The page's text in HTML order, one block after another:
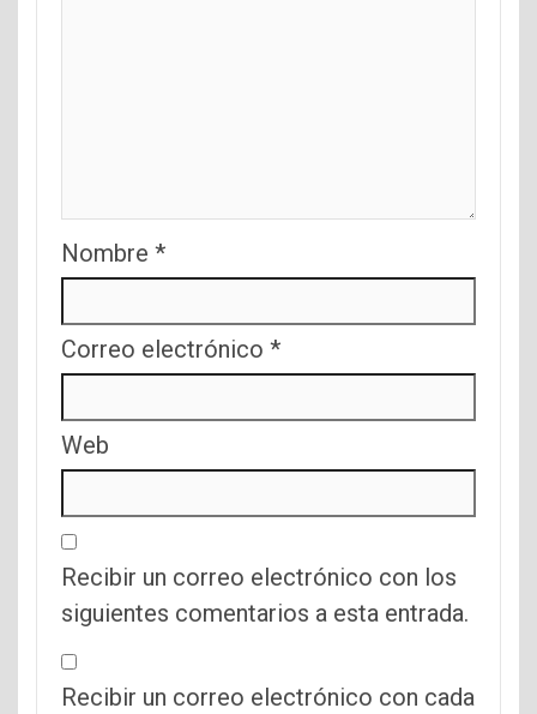
Nombre *
Correo electrónico *
Web
Recibir un correo electrónico con los
siguientes comentarios a esta entrada.
Recibir un correo electrónico con cada